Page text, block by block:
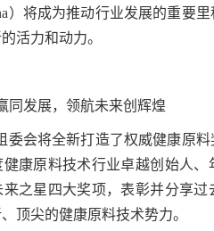
）将成为推动行业发展的重要
活力和动力。
同发展，领航未来创辉煌
委会将全新打造了权威健康原
康原料技术行业卓越创始人
来之星四大奖项，表彰并分享
顶尖的健康原料技术势力。